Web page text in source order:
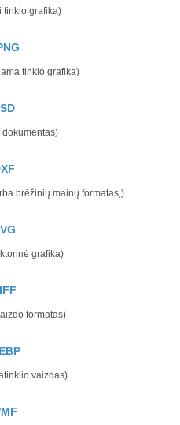
tinklo grafika)
tinklo grafika)
brėžinių mainų formatas,)
grafika)
formatas)
vaizdas)